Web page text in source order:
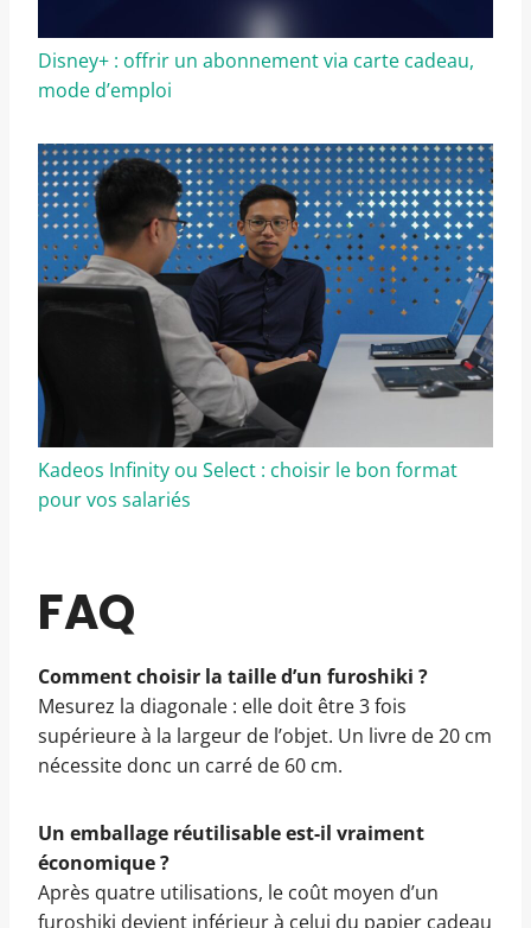
Disney+ : offrir un abonnement via carte cadeau,
mode d’emploi
Kadeos Infinity ou Select : choisir le bon format
pour vos salariés
FAQ
Comment choisir la taille d’un furoshiki ?
Mesurez la diagonale : elle doit être 3 fois
supérieure à la largeur de l’objet. Un livre de 20 cm
nécessite donc un carré de 60 cm.
Un emballage réutilisable est-il vraiment
économique ?
Après quatre utilisations, le coût moyen d’un
furoshiki devient inférieur à celui du papier cadeau